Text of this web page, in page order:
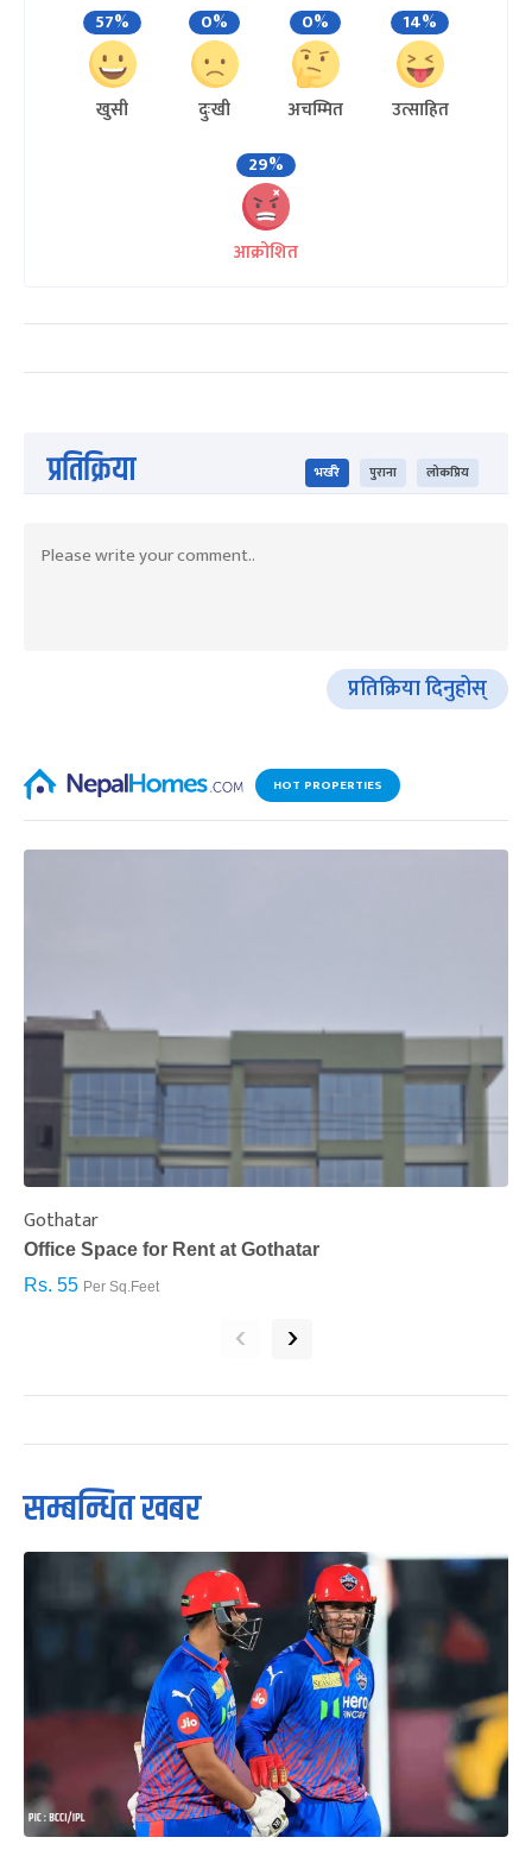
57%
खुसी
0%
दुःखी
0%
अचम्मित
14%
उत्साहित
29%
आक्रोशित
प्रतिक्रिया भर्खरै पुराना लोकप्रिय
प्रतिक्रिया दिनुहोस्
HOT PROPERTIES
Gothatar
Office Space for Rent at Gothatar
Rs. 55 Per Sq.Feet
‹ ›
सम्बन्धित खबर